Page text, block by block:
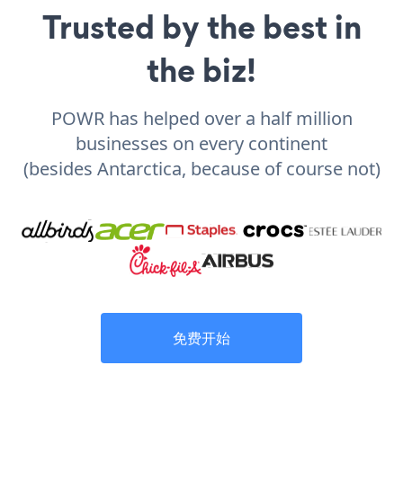
Trusted by the best in
the biz!
POWR has helped over a half million
businesses on every continent
(besides Antarctica, because of course not)
免费开始